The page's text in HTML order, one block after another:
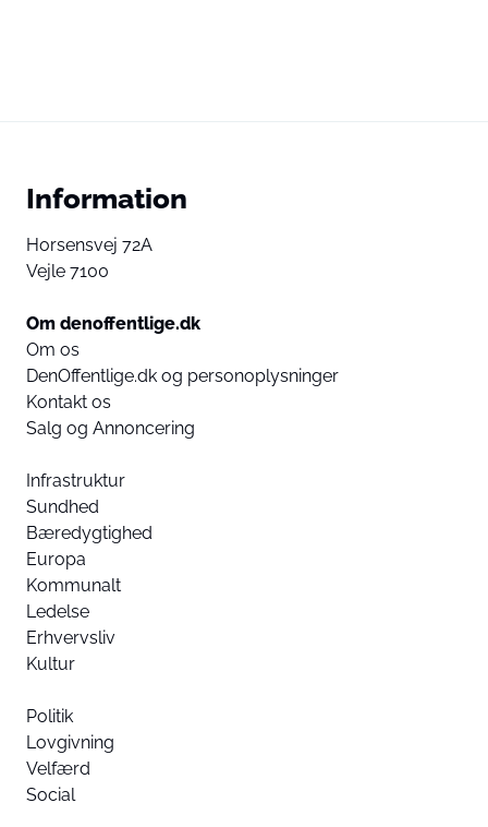
Information
Horsensvej 72A
Vejle 7100
Om denoffentlige.dk
Om os
DenOffentlige.dk og personoplysninger
Kontakt os
Salg og Annoncering
Infrastruktur
Sundhed
Bæredygtighed
Europa
Kommunalt
Ledelse
Erhvervsliv
Kultur
Politik
Lovgivning
Velfærd
Social